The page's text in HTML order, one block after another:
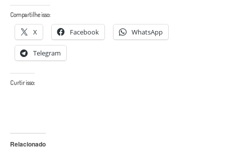
Compartilhe isso:
X Facebook WhatsApp
Telegram
Curtir isso:
Relacionado